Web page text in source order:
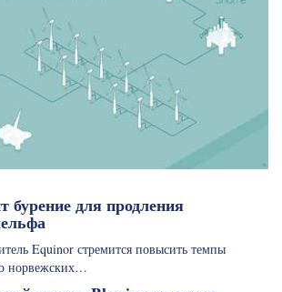
бурение для продления
Equinor стремится повысить темпы
норвежских…